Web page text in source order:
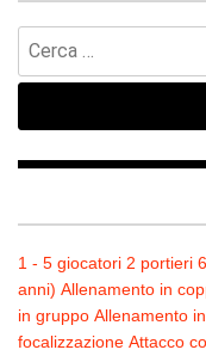
per:
1 - 5 giocatori 2 portieri
anni) Allenamento in
in gruppo Allenamento
focalizzazione Attacco